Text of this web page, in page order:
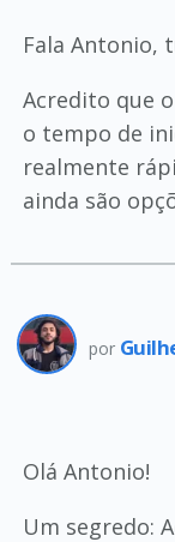
Fala Antonio,
Acredito que
o tempo de
realmente
ainda são
por
Olá Antonio!
Um segredo: